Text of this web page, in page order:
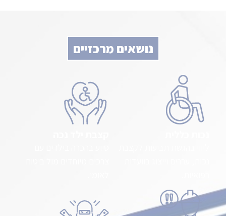
נושאים מרכזיים